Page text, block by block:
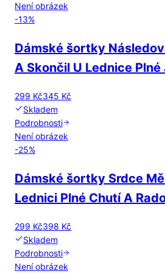
Není obrázek
-13%
Dámské šortky
A Skončil U Lednice Plné
299 Kč345 Kč
Skladem
Podrobnosti
Není obrázek
-25%
Dámské šortky Srdce
Lednici Plné Chutí A
299 Kč398 Kč
Skladem
Podrobnosti
Není obrázek